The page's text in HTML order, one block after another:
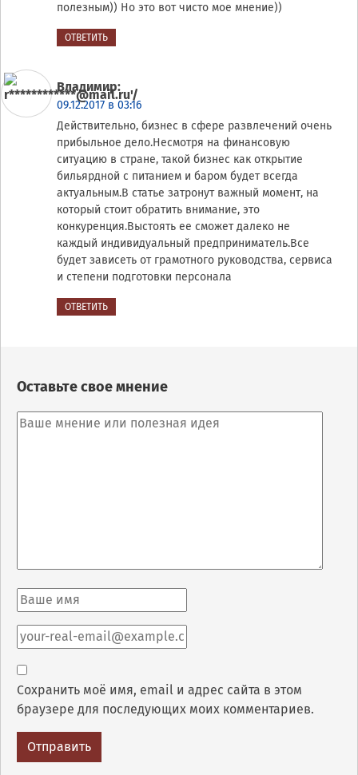
полезным)) Но это вот чисто мое мнение))
ОТВЕТИТЬ
Владимир:
09.12.2017 в 03:16
Действительно, бизнес в сфере развлечений очень
прибыльное дело.Несмотря на финансовую
ситуацию в стране, такой бизнес как открытие
бильярдной с питанием и баром будет всегда
актуальным.В статье затронут важный момент, на
который стоит обратить внимание, это
конкуренция.Выстоять ее сможет далеко не
каждый индивидуальный предприниматель.Все
будет зависеть от грамотного руководства, сервиса
и степени подготовки персонала
ОТВЕТИТЬ
Оставьте свое мнение
Сохранить моё имя, email и адрес сайта в этом
браузере для последующих моих комментариев.